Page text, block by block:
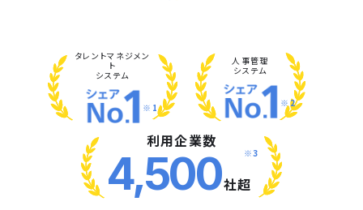
タレントマネジメン
ト
システム
※1
人事管理
システム
※2
利用企業数
4,500社超
※3